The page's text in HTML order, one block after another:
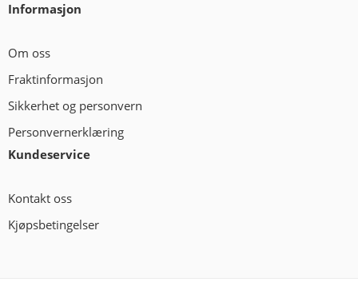
Informasjon
Om oss
Fraktinformasjon
Sikkerhet og personvern
Personvernerklæring
Kundeservice
Kontakt oss
Kjøpsbetingelser